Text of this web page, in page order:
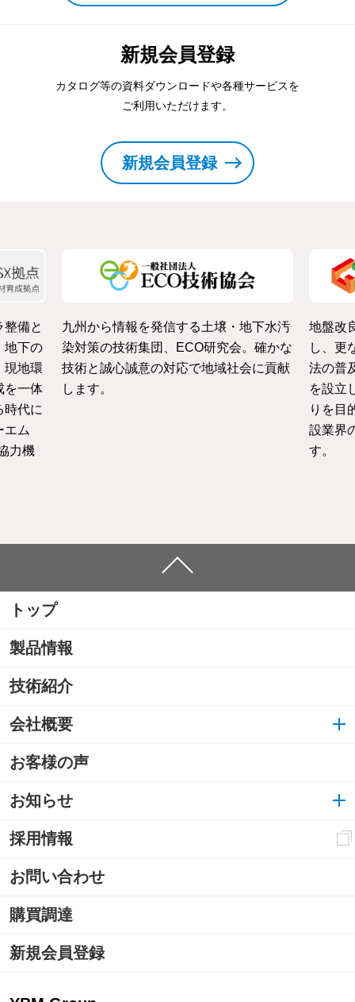
新規会員登録
カタログ等の資料ダウンロードや各種サービスを
ご利用いただけます。
新規会員登録
備と
地下の
現地環
を一体
時代に
エム
力機
九州から情報を発信する土壌・地下水汚
染対策の技術集団、ECO研究会。確かな
技術と誠心誠意の対応で地域社会に貢献
します。
地盤改
し、更
法の普
を設立
りを目
設業界
す。
トップ
製品情報
技術紹介
会社概要
お客様の声
お知らせ
採用情報
お問い合わせ
購買調達
新規会員登録